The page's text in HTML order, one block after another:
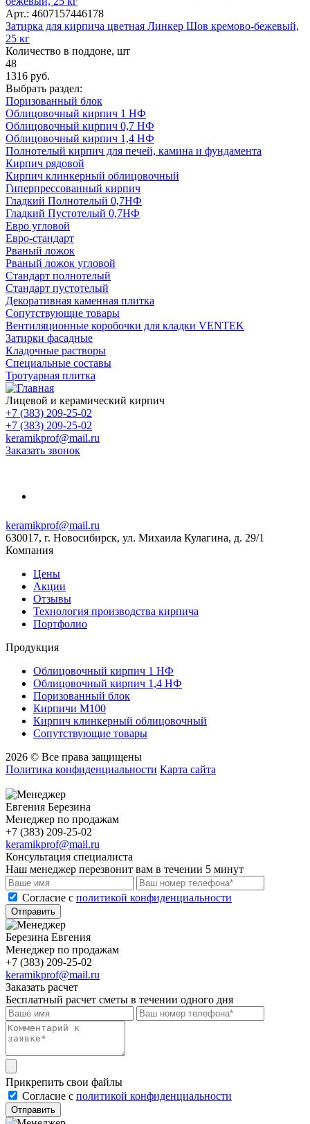
Арт.: 4607157446178
Затирка для кирпича цветная Линкер Шов кремово-бежевый,
25 кг
Количество в поддоне, шт
48
1316 руб.
Выбрать раздел:
Поризованный блок
Облицовочный кирпич 1 НФ
Облицовочный кирпич 0,7 НФ
Облицовочный кирпич 1,4 НФ
Полнотелый кирпич для печей, камина и фундамента
Кирпич рядовой
Кирпич клинкерный облицовочный
Гиперпрессованный кирпич
Гладкий Полнотелый 0,7НФ
Гладкий Пустотелый 0,7НФ
Евро угловой
Евро-стандарт
Рваный ложок
Рваный ложок угловой
Стандарт полнотелый
Стандарт пустотелый
Декоративная каменная плитка
Сопутствующие товары
Вентиляционные коробочки для кладки VENTEK
Затирки фасадные
Кладочные растворы
Специальные составы
Тротуарная плитка
Лицевой и керамический кирпич
+7 (383) 209-25-02
+7 (383) 209-25-02
keramikprof@mail.ru
Заказать звонок
keramikprof@mail.ru
630017, г. Новосибирск, ул. Михаила Кулагина, д. 29/1
Компания
Цены
Акции
Отзывы
Технология производства кирпича
Портфолио
Продукция
Облицовочный кирпич 1 НФ
Облицовочный кирпич 1,4 НФ
Поризованный блок
Кирпичи М100
Кирпич клинкерный облицовочный
Сопутствующие товары
2026 © Все права защищены
Политика конфиденциальности Карта сайта
Евгения Березина
Менеджер по продажам
+7 (383) 209-25-02
keramikprof@mail.ru
Консультация специалиста
Наш менеджер перезвонит вам в течении 5 минут
Cогласие с политикой конфиденциальности
Отправить
Березина Евгения
Менеджер по продажам
+7 (383) 209-25-02
keramikprof@mail.ru
Заказать расчет
Бесплатный расчет сметы в течении одного дня
Прикрепить свои файлы
Cогласие с политикой конфиденциальности
Отправить